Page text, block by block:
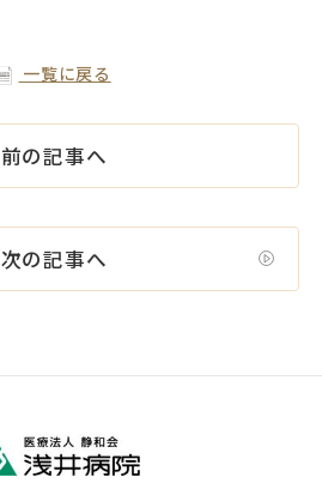
前の記事へ
一覧に戻る
次の記事へ